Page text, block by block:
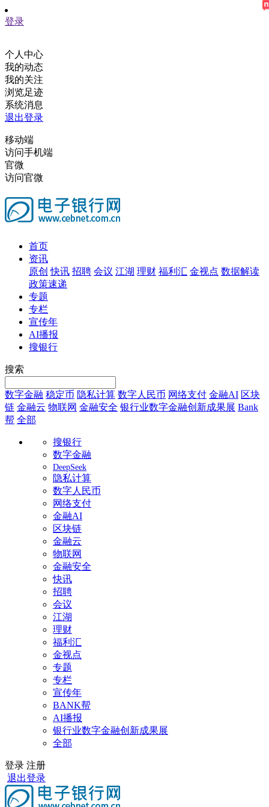
登录
个人中心
我的动态
我的关注
浏览足迹
系统消息
退出登录
移动端
访问手机端
官微
访问官微
首页
资讯
原创 快讯 招聘 会议 江湖 理财 福利汇 金视点 数据解读
政策速递
专题
专栏
宣传年
AI播报
搜银行
搜索
数字金融 稳定币 隐私计算 数字人民币 网络支付 金融AI 区块
链 金融云 物联网 金融安全 银行业数字金融创新成果展 Bank
帮 全部
搜银行
数字金融
DeepSeek
隐私计算
数字人民币
网络支付
金融AI
区块链
金融云
物联网
金融安全
快讯
招聘
会议
江湖
理财
福利汇
金视点
专题
专栏
宣传年
BANK帮
AI播报
银行业数字金融创新成果展
全部
登录 注册
退出登录